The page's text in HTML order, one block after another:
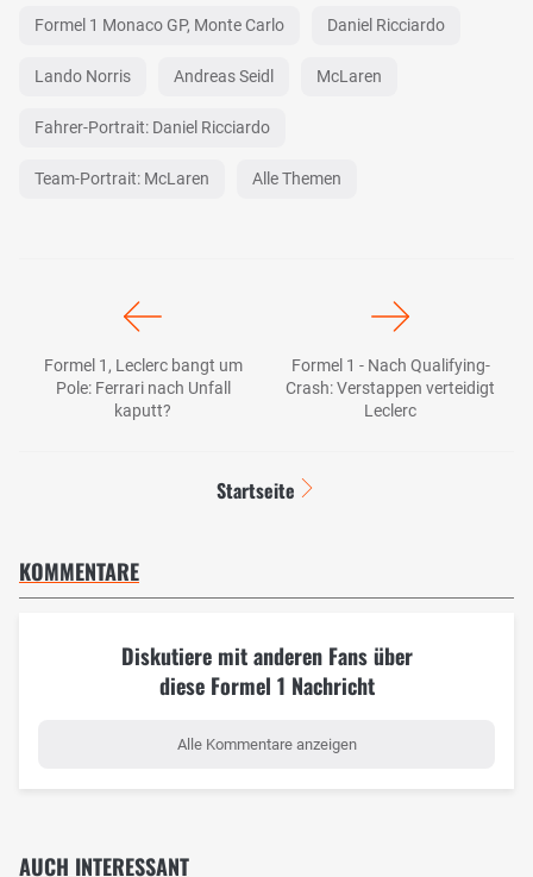
Formel 1 Monaco GP, Monte Carlo Daniel Ricciardo
Lando Norris Andreas Seidl McLaren
Fahrer-Portrait: Daniel Ricciardo
Team-Portrait: McLaren Alle Themen
Formel 1, Leclerc bangt um
Pole: Ferrari nach Unfall
kaputt?
Formel 1 - Nach Qualifying-
Crash: Verstappen verteidigt
Leclerc
Startseite
KOMMENTARE
Diskutiere mit anderen Fans über
diese Formel 1 Nachricht
Alle Kommentare anzeigen
AUCH INTERESSANT